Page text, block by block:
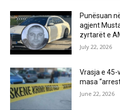
Punësuan
agjent
zyrtarët e
July 22, 2026
Vrasja e
masa
June 22, 2026